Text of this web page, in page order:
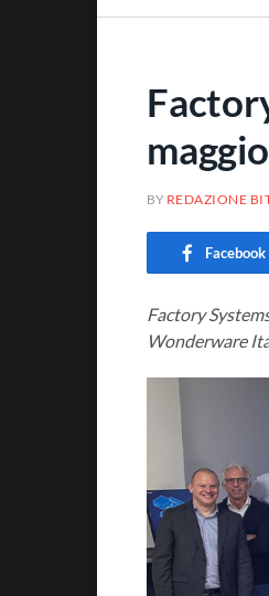
BY REDAZIONE
Facebook
Factory
Wonderware